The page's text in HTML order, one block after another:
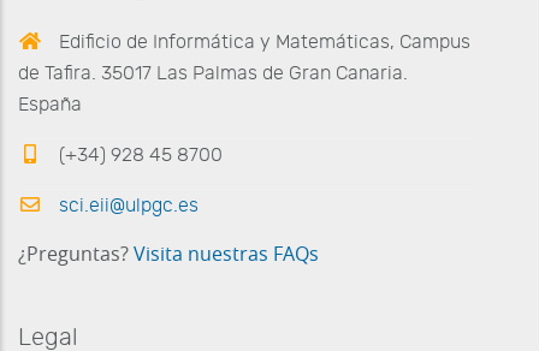
Edificio de Informática y Matemáticas, Campus
de Tafira. 35017 Las Palmas de Gran Canaria.
España
(+34) 928 45 8700
sci.eii@ulpgc.es
¿Preguntas? Visita nuestras FAQs
Legal